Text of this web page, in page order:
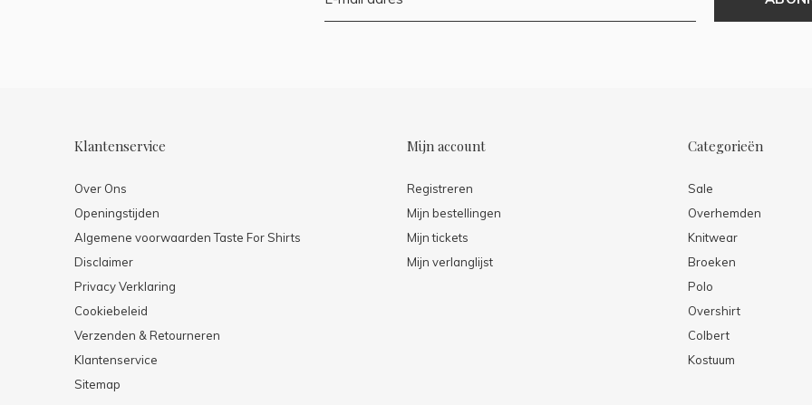
Klantenservice
Over Ons
Openingstijden
Algemene voorwaarden Taste For Shirts
Disclaimer
Privacy Verklaring
Cookiebeleid
Verzenden & Retourneren
Klantenservice
Sitemap
Mijn account
Registreren
Mijn bestellingen
Mijn tickets
Mijn verlanglijst
Categorieën
Sale
Overhemden
Knitwear
Broeken
Polo
Overshirt
Colbert
Kostuum